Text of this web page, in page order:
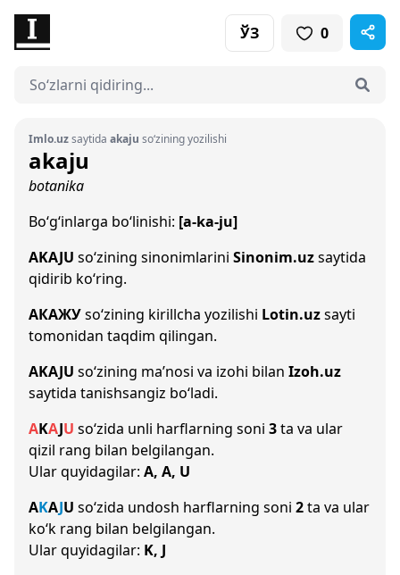
ЎЗ 0
Imlo.uzsaytida akaju so‘zining yozilishi
akaju
botanika
Bo‘g‘inlarga bo‘linishi: [a-ka-ju]
AKAJU so‘zining sinonimlarini Sinonim.uzsaytida
qidirib ko‘ring.
АКАЖУso‘zining kirillcha yozilishi Lotin.uzsayti
tomonidan taqdim qilingan.
AKAJU so‘zining ma’nosi va izohi bilan Izoh.uz
saytida tanishsangiz bo‘ladi.
AKAJU so‘zida unli harflarning soni 3ta va ular
qizil rang bilan belgilangan.
Ular quyidagilar: A, A, U
AKAJU so‘zida undosh harflarning soni 2ta va ular
ko‘k rang bilan belgilangan.
Ular quyidagilar: K, J